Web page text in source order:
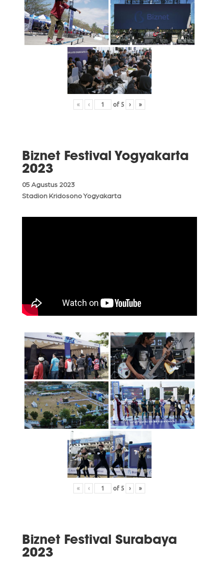
« ‹ of 5 › »
Biznet Festival Yogyakarta
2023
05 Agustus 2023
Stadion Kridosono Yogyakarta
« ‹ of 5 › »
Biznet Festival Surabaya
2023